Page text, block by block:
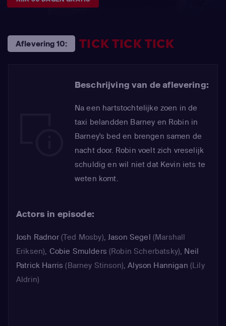
Aflevering 10: TICK TICK TICK
Beschrijving van de aflevering:
Na een hartstochtelijke zoen in de
taxi belandden Barney en Robin in
Barney's bed en brengen samen de
nacht door. Robin voelt zich vreselijk
schuldig en wil niet dat Kevin iets te
weten komt.
Actors in episode:
Josh Radnor(Ted Mosby),Jason Segel (Marshall
Eriksen), Cobie Smulders (Robin Scherbatsky), Neil
Patrick Harris (Barney Stinson),Alyson Hannigan (Lily
Aldrin)